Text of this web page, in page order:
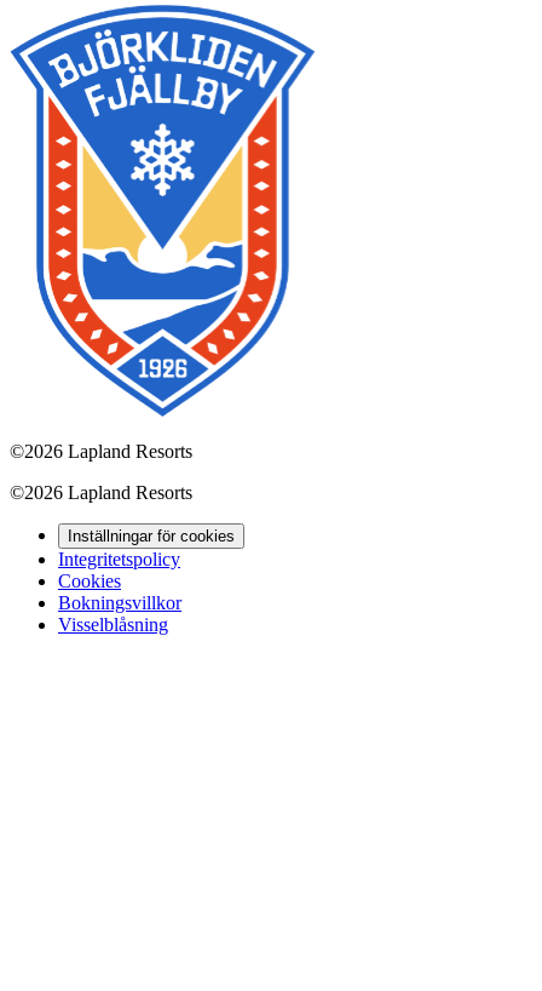
©2026 Lapland Resorts
©2026 Lapland Resorts
Inställningar för cookies
Integritetspolicy
Cookies
Bokningsvillkor
Visselblåsning